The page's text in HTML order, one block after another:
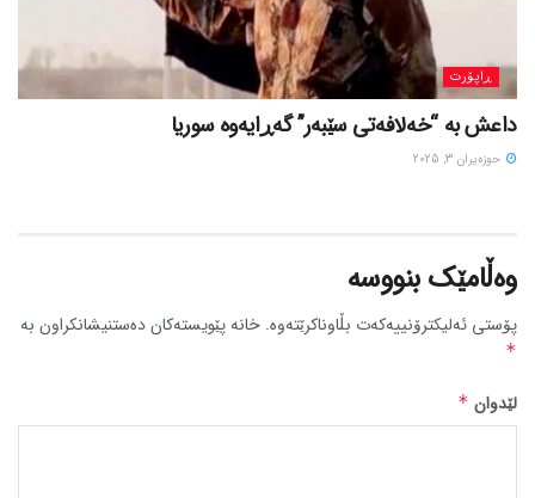
ڕاپۆرت
داعش بە “خەلافەتی سێبەر” گەڕایەوە سوریا
حوزه‌یران 3, 2025
وەڵامێک بنووسە
پۆستی ئەلیکترۆنییەکەت بڵاوناکرێتەوە. خانە پێویستەکان دەستنیشانکراون بە
*
لێدوان *